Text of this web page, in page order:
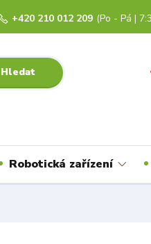
Hledat
+420 210 012 209 (Po - Pá |
Robotická zařízení